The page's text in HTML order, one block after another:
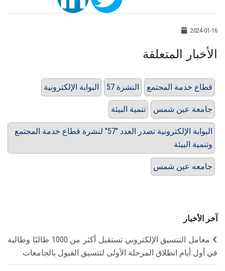
2024-01-16
الأخبار المتعلقة
البوابة الإلكترونية النشرة 57 قطاع خدمة المجتمع
تنمية البيئة جامعة عين شمس
البوابة الإلكترونية تصدر العدد "57" لنشرة قطاع خدمة المجتمع
وتنمية البيئة
جامعه عين شمس
آخر الأخبار
معامل التنسيق الإلكتروني تستقبل أكثر من 1000 طالبًا وطالبة
في أول أيام انطلاق المرحلة الأولى لتنسيق القبول بالجامعات